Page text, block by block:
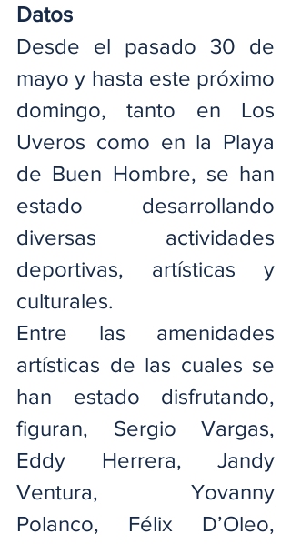
Datos
Desde el pasado 30 de
mayo y hasta este próximo
domingo, tanto en Los
Uveros como en la Playa
de Buen Hombre, se han
estado desarrollando
diversas actividades
deportivas, artísticas y
culturales.
Entre las amenidades
artísticas de las cuales se
han estado disfrutando,
figuran, Sergio Vargas,
Eddy Herrera, Jandy
Ventura, Yovanny
Polanco, Félix D’Oleo,